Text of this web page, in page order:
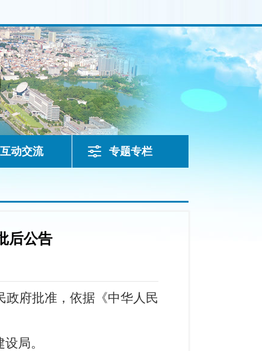
互动交流 专题专栏
后公告
政府批准，依据《中华人民
局。